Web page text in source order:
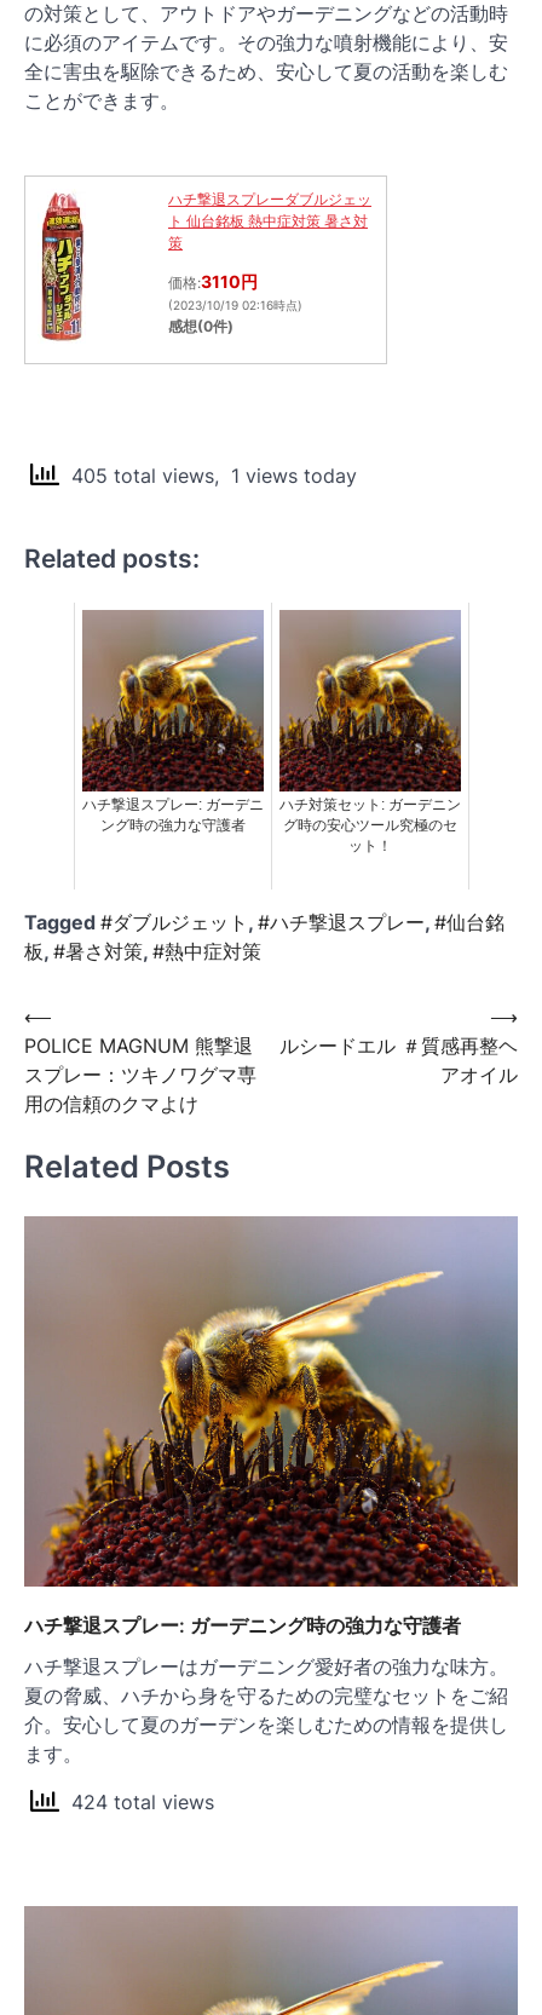
の対策として、アウトドアやガーデニングなどの活動時
に必須のアイテムです。その強力な噴射機能により、安
全に害虫を駆除できるため、安心して夏の活動を楽しむ
ことができます。
ハチ撃退スプレーダブルジェッ
ト 仙台銘板 熱中症対策 暑さ対
策
価格:3110円
(2023/10/19 02:16時点)
感想(0件)
405 total views, 1 views today
Related posts:
ハチ撃退スプレー: ガーデニ
ング時の強力な守護者
ハチ対策セット: ガーデニン
グ時の安心ツール究極のセ
ット！
Tagged #ダブルジェット , #ハチ撃退スプレー, #仙台銘
板, #暑さ対策, #熱中症対策
投
稿
ナ
ゲ
⟵
POLICE MAGNUM 熊撃退
スプレー：ツキノワグマ専
用の信頼のクマよけ
ルシードエル ＃質感再整ヘ
アオイル
⟶
Related Posts
ハチ撃退スプレー: ガーデニング時の強力な守護者
ハチ撃退スプレーはガーデニング愛好者の強力な味方。
夏の脅威、ハチから身を守るための完璧なセットをご紹
介。安心して夏のガーデンを楽しむための情報を提供し
ます。
424 total views